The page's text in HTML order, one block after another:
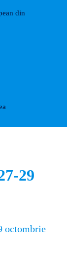
din
29
octombrie